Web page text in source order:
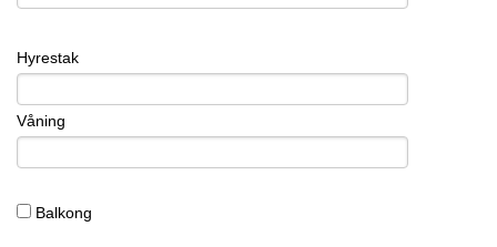
Hyrestak
Våning
Balkong